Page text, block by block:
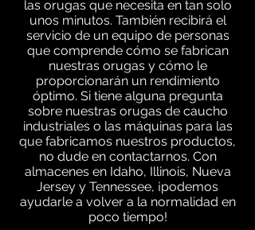
las orugas que necesita en tan solo
unos minutos. También recibirá el
servicio de un equipo de personas
que comprende cómo se fabrican
nuestras orugas y cómo le
proporcionarán un rendimiento
óptimo. Si tiene alguna pregunta
sobre nuestras orugas de caucho
industriales o las máquinas para las
que fabricamos nuestros productos,
no dude en contactarnos. Con
almacenes en Idaho, Illinois, Nueva
Jersey y Tennessee, ¡podemos
ayudarle a volver a la normalidad en
poco tiempo!